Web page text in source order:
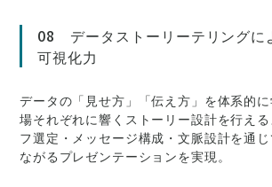
08 データストーリーテリングに
可視化力
データの「見せ方」「伝え方」を体系的
場それぞれに響くストーリー設計を行え
フ選定・メッセージ構成・文脈設計を通
ながるプレゼンテーションを実現。